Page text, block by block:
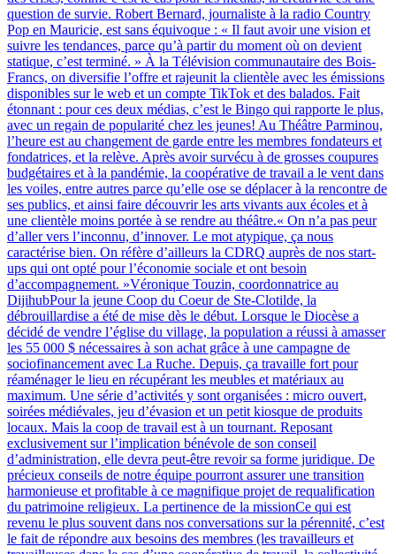
question de survie. Robert Bernard, journaliste à la radio Country
Pop en Mauricie, est sans équivoque : « Il faut avoir une vision et
suivre les tendances, parce qu’à partir du moment où on devient
statique, c’est terminé. » À la Télévision communautaire des Bois-
Francs, on diversifie l’offre et rajeunit la clientèle avec les émissions
disponibles sur le web et un compte TikTok et des balados. Fait
étonnant : pour ces deux médias, c’est le Bingo qui rapporte le plus,
avec un regain de popularité chez les jeunes! Au Théâtre Parminou,
l’heure est au changement de garde entre les membres fondateurs et
fondatrices, et la relève. Après avoir survécu à de grosses coupures
budgétaires et à la pandémie, la coopérative de travail a le vent dans
les voiles, entre autres parce qu’elle ose se déplacer à la rencontre de
ses publics, et ainsi faire découvrir les arts vivants aux écoles et à
une clientèle moins portée à se rendre au théâtre.« On n’a pas peur
d’aller vers l’inconnu, d’innover. Le mot atypique, ça nous
caractérise bien. On réfère d’ailleurs la CDRQ auprès de nos start-
ups qui ont opté pour l’économie sociale et ont besoin
d’accompagnement. »Véronique Touzin, coordonnatrice au
DijihubPour la jeune Coop du Coeur de Ste-Clotilde, la
débrouillardise a été de mise dès le début. Lorsque le Diocèse a
décidé de vendre l’église du village, la population a réussi à amasser
les 55 000 $ nécessaires à son achat grâce à une campagne de
sociofinancement avec La Ruche. Depuis, ça travaille fort pour
réaménager le lieu en récupérant les meubles et matériaux au
maximum. Une série d’activités y sont organisées : micro ouvert,
soirées médiévales, jeu d’évasion et un petit kiosque de produits
locaux. Mais la coop de travail est à un tournant. Reposant
exclusivement sur l’implication bénévole de son conseil
d’administration, elle devra peut-être revoir sa forme juridique. De
précieux conseils de notre équipe pourront assurer une transition
harmonieuse et profitable à ce magnifique projet de requalification
du patrimoine religieux. La pertinence de la missionCe qui est
revenu le plus souvent dans nos conversations sur la pérennité, c’est
le fait de répondre aux besoins des membres (les travailleurs et